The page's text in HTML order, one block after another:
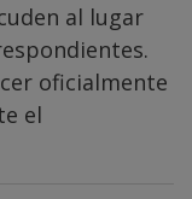
al lugar
oficialmente
el